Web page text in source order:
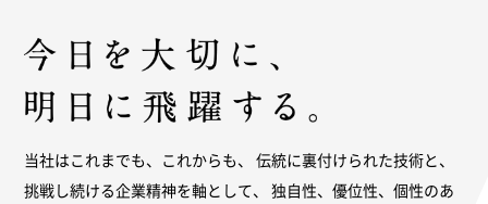
当社はこれまでも、これからも、
伝統に裏付けられた技術と、
挑戦し続ける企業精神を軸として、
独自性、優位性、個性のあ